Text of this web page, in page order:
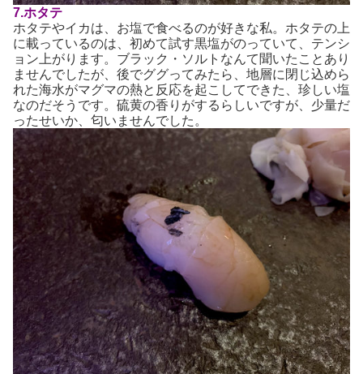
7.ホタテ
ホタテやイカは、お塩で食べるのが好きな私。ホタテの上
に載っているのは、初めて試す黒塩がのっていて、テンシ
ョン上がります。ブラック・ソルトなんて聞いたことあり
ませんでしたが、後でググってみたら、地層に閉じ込めら
れた海水がマグマの熱と反応を起こしてできた、珍しい塩
なのだそうです。硫黄の香りがするらしいですが、少量だ
ったせいか、匂いませんでした。